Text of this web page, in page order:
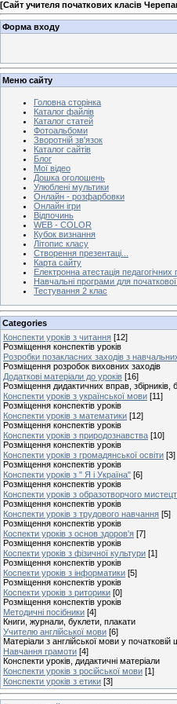
[Сайт учителя початкових класів
Форма входу
Меню сайту
Головна сторінка
Каталог файлів
Каталог статей
Фотоальбоми
Зворотній зв'язок
Каталог сайтів
Блог
Мої відео
Дошка оголошень
Улюблені мультики
Онлайн - розфарбовки
Онлайн ігри
Відпочинь
WEB - COLOR
Кубок визнання
Літопис класу
Створення презентаці...
Карта сайту
Електронна атестація педагогічних
Навчальні програми для
Тестування 2 клас
Categories
Конспекти уроків з читання [12]
Розміщення конспектів уроків
Розробки позакласних заходів з
Розміщення розробок виховних заходів
Додаткові матеріали до уроків [16]
Розміщення дидактичних вправ, збірників,
Конспекти уроків з української мови [11]
Розміщення конспектів уроків
Конспекти уроків з математики [12]
Розміщення конспектів уроків
Конспекти уроків з природознавства [10]
Розміщення конспектів уроків
Конспекти уроків з громадянської освіти [3]
Розміщення конспектів уроків
Конспекти уроків з " Я і Україна" [6]
Розміщення конспектів уроків
Конспекти уроків з образотворчого
Розміщення конспектів уроків
Конспекти уроків з трудового навчання [5]
Розміщення конспектів уроків
Коспекти уроків з основ здоров'я [7]
Розміщення конспектів уроків
Коспекти уроків з фізичної культури [1]
Розміщення конспектів уроків
Коспекти уроків з інформатики [5]
Розміщення конспектів уроків
Коспекти уроків з риторики [0]
Розміщення конспектів уроків
Методичні посібники [4]
Книги, журнали, буклети, плакати
Учителю англійської мови [6]
Матеріали з англійської мови у
Навчання грамоти [4]
Конспекти уроків, дидактичні матеріали
Конспекти уроків з російської мови [1]
Конспекти уроків з етики [3]